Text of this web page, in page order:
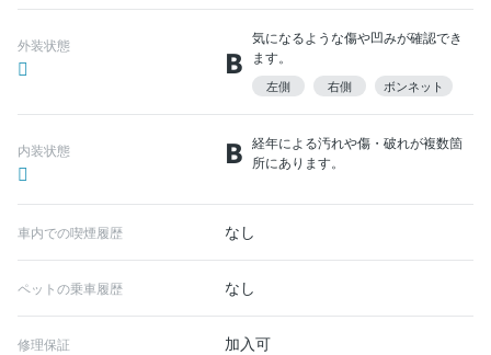
外装状態 B
気になるような傷や凹みが確認でき
ます。
左側 右側 ボンネット
内装状態 B 経年による汚れや傷・破れが複数箇
所にあります。
車内での喫煙履歴 なし
ペットの乗車履歴 なし
修理保証 加入可